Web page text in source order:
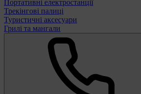
Портативні електростанції
Трекінгові палиці
Туристичні аксесуари
Грилі та мангали